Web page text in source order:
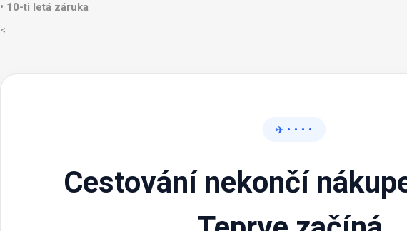
• 10-ti letá záruka
<
✈️ • • • •
Cestování nekončí